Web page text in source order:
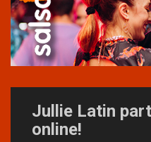
Jullie Latin
online!